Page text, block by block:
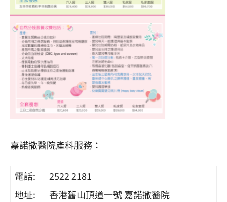
嘉諾撒醫院產科服務：
電話:
2522 2181
地址:
香港舊山頂道一號 嘉諾撒醫院